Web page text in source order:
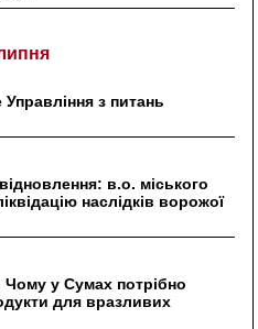
з питань
в.о. міського
наслідків ворожої
у Сумах потрібно
для вразливих